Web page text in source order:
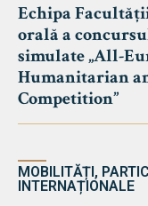
Echipa
orală a
simulate „All-
Humanitarian
Competition”
MOBILITĂȚI,
INTERNAȚIONALE